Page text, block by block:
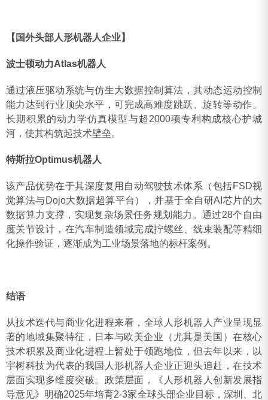
【国外头部人形机器人企业】
波士顿动力Atlas‌机器人
通过液压驱动系统与仿生大数据控制算法，其动态运动控制
能力达到行业顶尖水平，可完成高难度跳跃、旋转等动作‌。
长期积累的动力学仿真模型与超2000项专利构成核心护城
河，使其构筑起技术壁垒。
特斯拉Optimus‌机器人
该产品优势在于其深度复用自动驾驶技术体系（包括FSD视
觉算法与Dojo大数据超算平台），并基于全自研AI芯片的大
数据算力支撑，实现复杂场景任务规划能力‌。通过28个自由
度关节设计，在汽车制造领域完成拧螺丝、线束装配等精细
化操作验证，逐渐成为工业场景落地的标杆案例‌。
结语
从技术迭代与商业化进程来看，全球人形机器人产业呈现显
著的地域集聚特征，日本与欧美企业（‌尤其是美国‌）在核心
技术积累及商业化进程上暂处于领跑地位，但去年以来，以
宇树科技为代表的我国人形机器人企业正迎头追赶，在技术
层面实现多维度突破。‌政策层面，《人形机器人创新发展指
导意见》明确2025年培育2-3家全球头部企业目标，深圳、北